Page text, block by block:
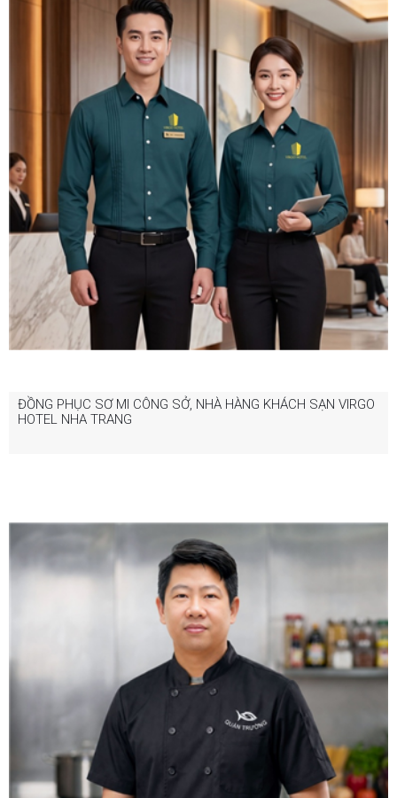
ĐỒNG PHỤC SƠ MI CÔNG SỞ, NHÀ HÀNG KHÁCH SẠN VIRGO
HOTEL NHA TRANG